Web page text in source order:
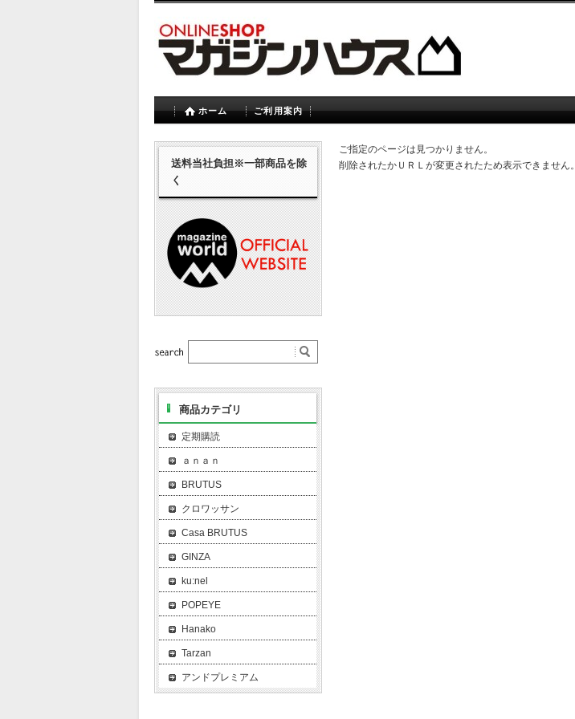
ホーム ご利用案内
ご指定のページは見つかりません。
削除されたかＵＲＬが変更されたため表示できません。
送料当社負担※一部商品を除
く
商品カテゴリ
定期購読
ａｎａｎ
BRUTUS
クロワッサン
Casa BRUTUS
GINZA
ku:nel
POPEYE
Hanako
Tarzan
アンドプレミアム